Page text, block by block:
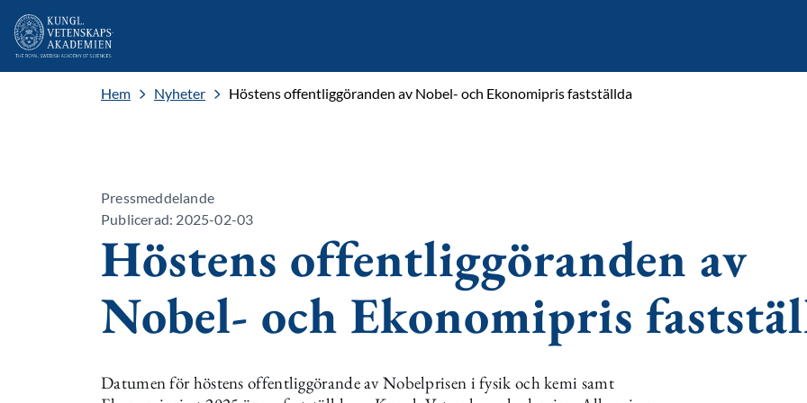
Hem Nyheter Höstens offentliggöranden av Nobel- och Ekonomipris fastställda
Pressmeddelande
Publicerad: 2025-02-03
Höstens offentliggöranden av
Nobel- och Ekonomipris
Datumen för höstens offentliggörande av Nobelprisen i fysik och kemi samt